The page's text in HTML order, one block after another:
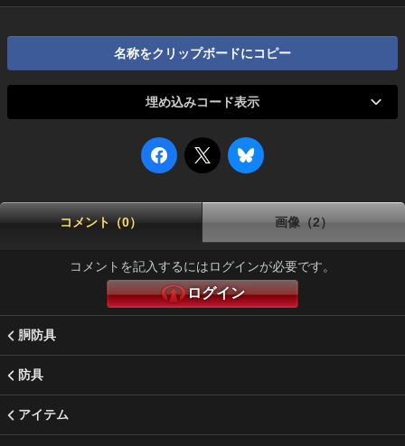
名称をクリップボードにコピー
埋め込みコード表示
コメント（0） 画像（2）
コメントを記入するにはログインが必要です。
ログイン
胴防具
防具
アイテム